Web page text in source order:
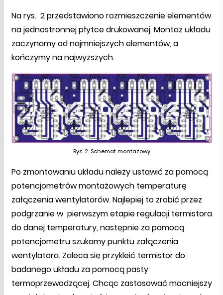
Na rys. 2 przedstawiono rozmieszczenie elementów
na jednostronnej płytce drukowanej. Montaż układu
zaczynamy od najmniejszych elementów, a
kończymy na najwyższych.
Rys. 2. Schemat montażowy
Po zmontowaniu układu należy ustawić za pomocą
potencjometrów montażowych temperaturę
załączenia wentylatorów. Najlepiej to zrobić przez
podgrzanie w pierwszym etapie regulacji termistora
do danej temperatury, następnie za pomocą
potencjometru szukamy punktu załączenia
wentylatora. Zaleca się przykleić termistor do
badanego układu za pomocą pasty
termoprzewodzącej. Chcąc zastosować mocniejszy